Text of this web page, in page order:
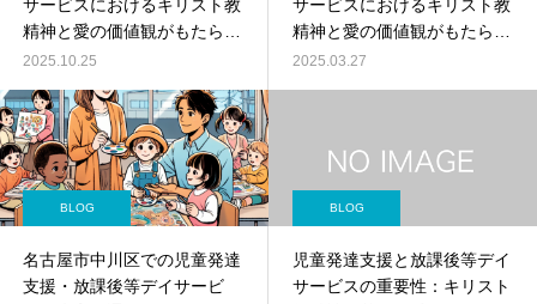
サービスにおけるキリスト教
精神と愛の価値観がもたらす
無限の可能性
2025.10.25
サービスにおけるキリスト教
精神と愛の価値観がもたらす
無限の可能性
2025.03.27
BLOG
名古屋市中川区での児童発達
支援・放課後等デイサービ
BLOG
児童発達支援と放課後等デイ
サービスの重要性：キリスト